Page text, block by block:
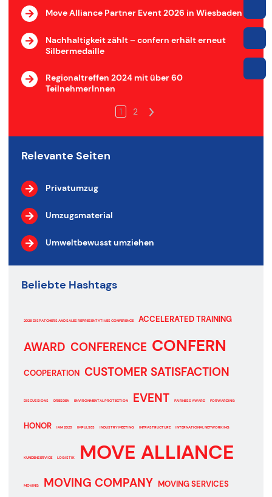
Move Alliance Partner Event 2026 in Wiesbaden
Nachhaltigkeit zählt – confern erhält erneut
Silbermedaille
Regionaltreffen 2024 mit über 60
TeilnehmerInnen
1 2 >
Relevante Seiten
Privatumzug
Umzugsmaterial
Umweltbewusst umziehen
Beliebte Hashtags
2026 DISPATCHERS AND SALES REPRESENTATIVES CONFERENCE ACCELERATED TRAINING
AWARD CONFERENCE CONFERN
COOPERATION CUSTOMER SATISFACTION
DISCUSSIONS DRESDEN ENVIRONMENTAL PROTECTION EVENT FAIRNESS AWARD FORWARDING
HONOR IAM 2025 IMPULSES INDUSTRY MEETING INFRASTRUCTURE INTERNATIONAL NETWORKING
KUNDENSERVICE LOGISTIK MOVE ALLIANCE
MOVING MOVING COMPANY MOVING SERVICES